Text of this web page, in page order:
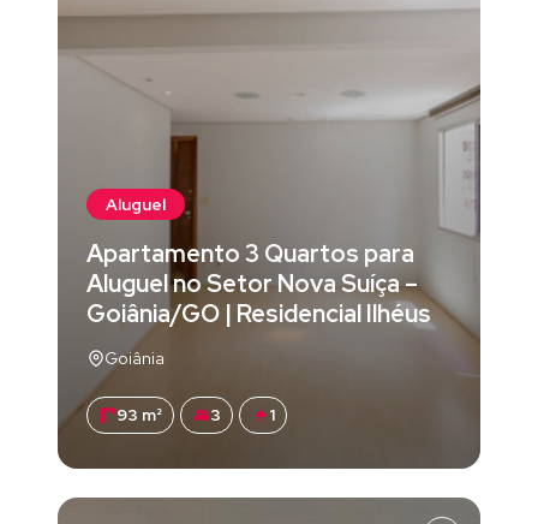
Aluguel
Apartamento 3 Quartos para
Aluguel no Setor Nova Suíça –
Goiânia/GO | Residencial Ilhéus
Goiânia
93 m² 3 1